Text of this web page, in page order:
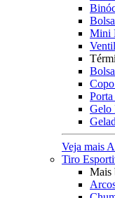
Mini
Gelo
Veja mais
Tiro
Mais